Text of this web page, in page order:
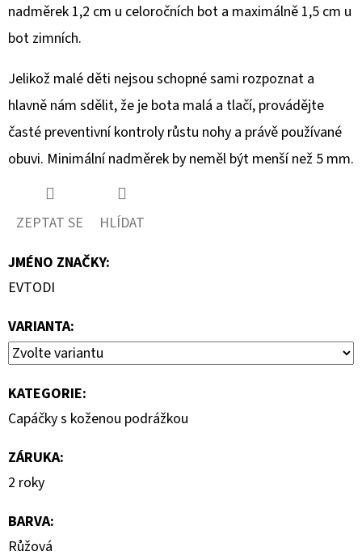
nadměrek 1,2 cm u celoročních bot a maximálně 1,5 cm u
bot zimních.
Jelikož malé děti nejsou schopné sami rozpoznat a
hlavně nám sdělit, že je bota malá a tlačí, provádějte
časté preventivní kontroly růstu nohy a právě používané
obuvi. Minimální nadměrek by neměl být menší než 5 mm.
ZEPTAT SE
HLÍDAT
JMÉNO ZNAČKY:
EVTODI
VARIANTA:
KATEGORIE:
Capáčky s koženou podrážkou
ZÁRUKA:
2 roky
BARVA:
Růžová